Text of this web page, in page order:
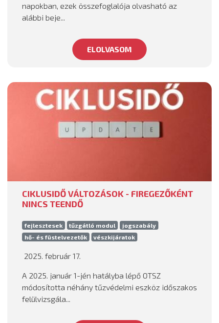
napokban, ezek összefoglalója olvasható az
alábbi beje...
ELOLVASOM
CIKLUSIDŐ VÁLTOZÁSOK - FIREGEZŐKÉNT
NINCS TEENDŐ
fejlesztesek tűzgátló modul
jogszabály
hő- és füstelvezetők
vészkijáratok
2025. február 17.
A 2025. január 1-jén hatályba lépő OTSZ
módosította néhány tűzvédelmi eszköz időszakos
felülvizsgála...